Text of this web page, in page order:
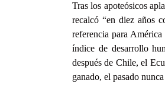
Tras los apoteósicos
recalcó “en diez años
referencia para
índice de desarrollo
después de Chile, el
ganado, el pasado